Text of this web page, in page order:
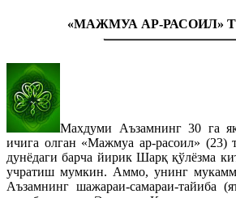
«МАЖМУА АР-РАСОИЛ»
Махдуми Аъзамнинг 30 га
ичига олган «Мажмуа ар-расоил» (23)
дунёдаги барча йирик Шарқ қўлёзма
учратиш мумкин. Аммо, унинг
Аъзамнинг шажараи-самараи-тайиба